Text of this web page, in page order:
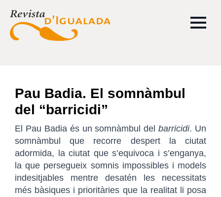
Pau Badia. El somnàmbul
del “barricidi”
El Pau Badia és un somnàmbul delbarricidi. Un
somnàmbul que recorre despert la ciutat
adormida, la ciutat que s’equivoca i s’enganya,
la que persegueix somnis impossibles i models
indesitjables mentre desatén les necessitats
més bàsiques i prioritàries que la realitat li posa